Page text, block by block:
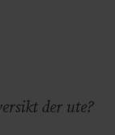
der ute?